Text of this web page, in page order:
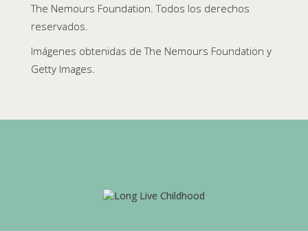
The Nemours Foundation. Todos los derechos
reservados.
Imágenes obtenidas de The Nemours Foundation y
Getty Images.